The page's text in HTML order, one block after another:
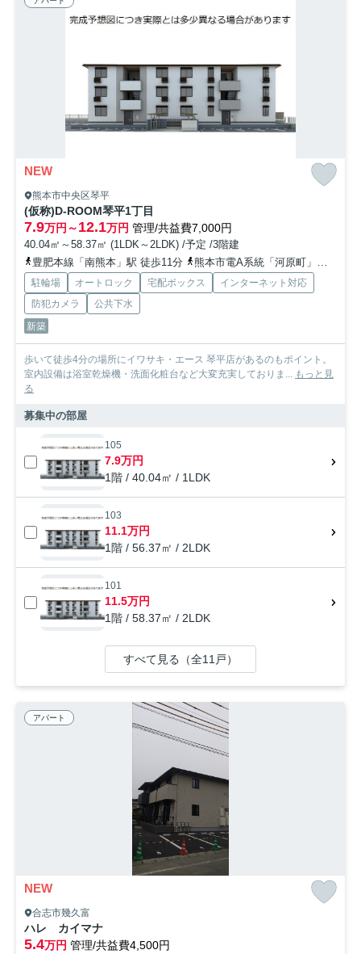
NEW
熊本市中央区琴平
(仮称)D-ROOM琴平1丁目
7.9万円～12.1万円 管理/共益費7,000円
40.04㎡～58.37㎡ (1LDK～2LDK) /予定 /3階建
豊肥本線「南熊本」駅 徒歩11分
熊本市電A系統「河原町」駅 徒歩17分
駐輪場 オートロック 宅配ボックス
インターネット対応
防犯カメラ
公共下水
新築
歩いて徒歩4分の場所にイワサキ・エース 琴平店があるのもポイント。
室内設備は浴室乾燥機・洗面化粧台など大変充実しておりま... もっと見
る
募集中の部屋
105
7.9万円
1階 / 40.04㎡ / 1LDK
103
11.1万円
1階 / 56.37㎡ / 2LDK
101
11.5万円
1階 / 58.37㎡ / 2LDK
すべて見る（全11戸）
アパート
NEW
合志市幾久富
ハレ カイマナ
5.4万円 管理/共益費4,500円